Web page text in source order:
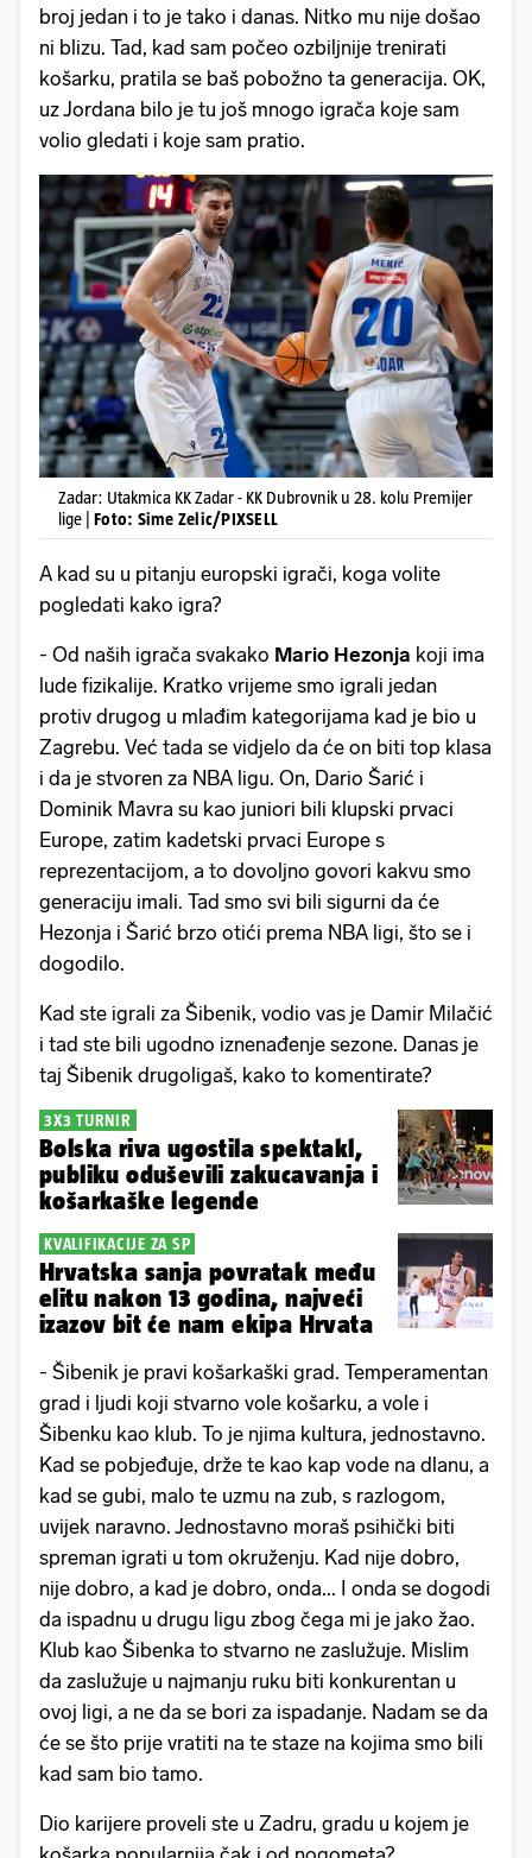
broj jedan i to je tako i danas. Nitko mu nije došao
ni blizu. Tad, kad sam počeo ozbiljnije trenirati
košarku, pratila se baš pobožno ta generacija. OK,
uz Jordana bilo je tu još mnogo igrača koje sam
volio gledati i koje sam pratio.
Zadar: Utakmica KK Zadar - KK Dubrovnik u 28. kolu Premijer
lige | Foto: Sime Zelic/PIXSELL
A kad su u pitanju europski igrači, koga volite
pogledati kako igra?
- Od naših igrača svakako Mario Hezonja koji ima
lude fizikalije. Kratko vrijeme smo igrali jedan
protiv drugog u mlađim kategorijama kad je bio u
Zagrebu. Već tada se vidjelo da će on biti top klasa
i da je stvoren za NBA ligu. On, Dario Šarić i
Dominik Mavra su kao juniori bili klupski prvaci
Europe, zatim kadetski prvaci Europe s
reprezentacijom, a to dovoljno govori kakvu smo
generaciju imali. Tad smo svi bili sigurni da će
Hezonja i Šarić brzo otići prema NBA ligi, što se i
dogodilo.
Kad ste igrali za Šibenik, vodio vas je Damir Milačić
i tad ste bili ugodno iznenađenje sezone. Danas je
taj Šibenik drugoligaš, kako to komentirate?
3X3 TURNIR
Bolska riva ugostila spektakl,
publiku oduševili zakucavanja i
košarkaške legende
KVALIFIKACIJE ZA SP
Hrvatska sanja povratak među
elitu nakon 13 godina, najveći
izazov bit će nam ekipa Hrvata
- Šibenik je pravi košarkaški grad. Temperamentan
grad i ljudi koji stvarno vole košarku, a vole i
Šibenku kao klub. To je njima kultura, jednostavno.
Kad se pobjeđuje, drže te kao kap vode na dlanu, a
kad se gubi, malo te uzmu na zub, s razlogom,
uvijek naravno. Jednostavno moraš psihički biti
spreman igrati u tom okruženju. Kad nije dobro,
nije dobro, a kad je dobro, onda... I onda se dogodi
da ispadnu u drugu ligu zbog čega mi je jako žao.
Klub kao Šibenka to stvarno ne zaslužuje. Mislim
da zaslužuje u najmanju ruku biti konkurentan u
ovoj ligi, a ne da se bori za ispadanje. Nadam se da
će se što prije vratiti na te staze na kojima smo bili
kad sam bio tamo.
Dio karijere proveli ste u Zadru, gradu u kojem je